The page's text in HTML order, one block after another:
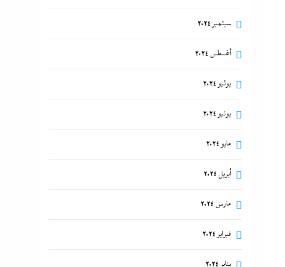
سبتمبر 2024
أغسطس 2024
يوليو 2024
يونيو 2024
مايو 2024
أبريل 2024
مارس 2024
فبراير 2024
يناير 2024